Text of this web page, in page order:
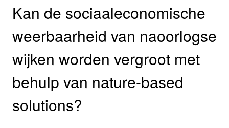
Kan de sociaaleconomische
weerbaarheid van naoorlogse
wijken worden vergroot met
behulp van nature-based
solutions?